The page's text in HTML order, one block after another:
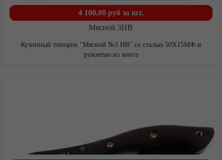
Ножи кованые из стали 95Х18
Ножи из стали AUS10Co
4 100,00 руб за шт.
Мясной 3НВ
Кухонный топорик "Мясной №3 НВ" со сталью 50Х15МФ и
рукоятью из венге